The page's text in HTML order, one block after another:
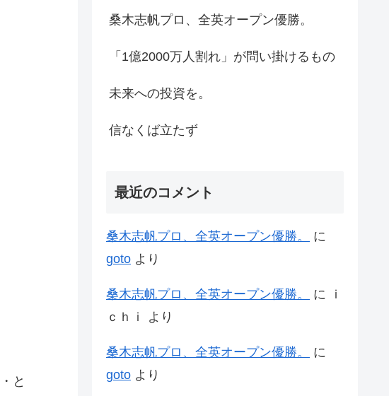
と
桑木志帆プロ、全英オープン優勝。
「1億2000万人割れ」が問い掛けるもの
未来への投資を。
信なくば立たず
最近のコメント
桑木志帆プロ、全英オープン優勝。
に
goto より
桑木志帆プロ、全英オープン優勝。 に
ｉ
ｃｈｉ
より
桑木志帆プロ、全英オープン優勝。
に
goto より